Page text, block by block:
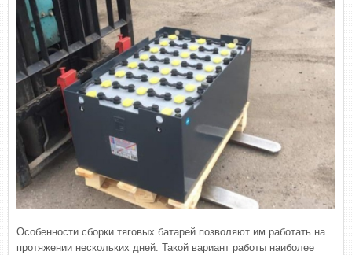
Особенности сборки тяговых батарей позволяют им работать на
протяжении нескольких дней. Такой вариант работы наиболее